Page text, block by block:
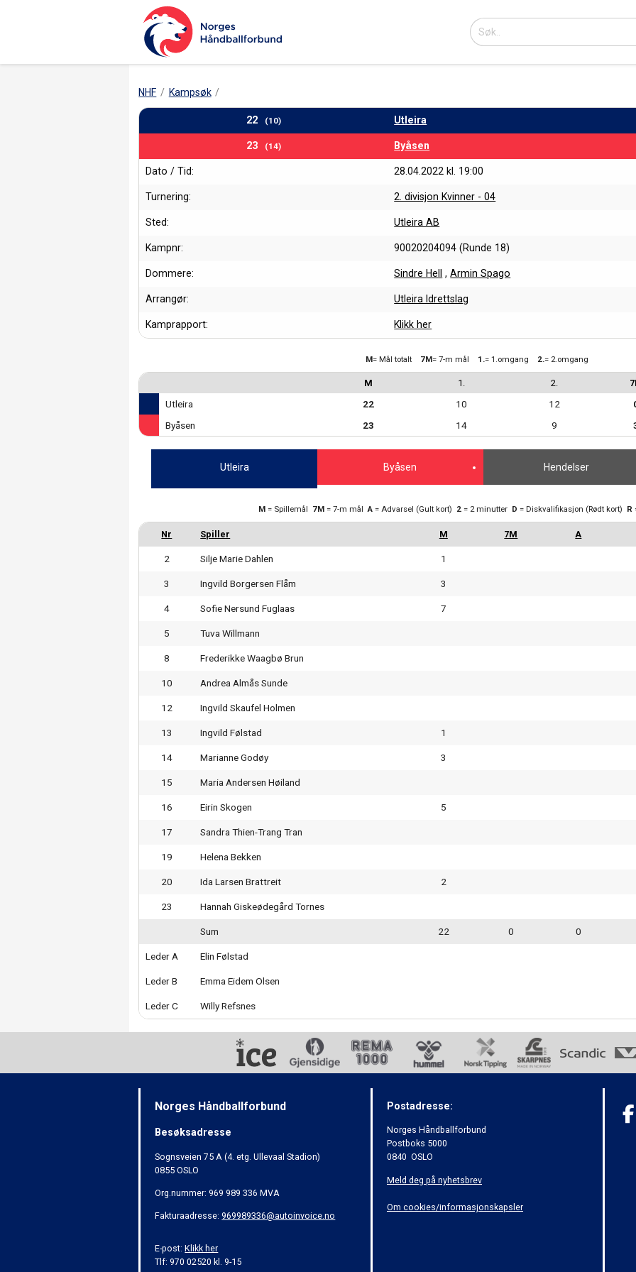
NHF Kampsøk
22 (10) Utleira
23 (14) Byåsen
Dato / Tid: 28.04.2022 kl. 19:00
Turnering: 2. divisjon Kvinner - 04
Sted: Utleira AB
Kampnr: 90020204094 (Runde 18)
Dommere: Sindre Hell ,Armin Spago
Arrangør: Utleira Idrettslag
Kamprapport: Klikk her
M 1. 2.
M= Mål totalt 7M= 7-m mål 1.= 1.omgang 2.= 2.omgang
Utleira 22 10 12
Byåsen
23 14 9
Utleira Byåsen Hendelser
2 Silje Marie Dahlen 1
3 Ingvild Borgersen Flåm 3
4 Sofie Nersund Fuglaas 7
5 Tuva Willmann
8 Frederikke Waagbø Brun
10 Andrea Almås Sunde
12 Ingvild Skaufel Holmen
13 Ingvild Følstad 1
14 Marianne Godøy 3
15 Maria Andersen Høiland
16 Eirin Skogen 5
17 Sandra Thien-Trang Tran
19 Helena Bekken
20 Ida Larsen Brattreit 2
23 Hannah Giskeødegård Tornes
Sum 22 0 0
Leder A Elin Følstad
Leder B Emma Eidem Olsen
Leder C Willy Refsnes
M= Spillemål 7M= 7-m mål A= Advarsel (Gult kort) 2= 2 minutter D = Diskvalifikasjon (Rødt kort) R
Norges Håndballforbund
Besøksadresse
Sognsveien 75 A (4. etg. Ullevaal Stadion)
0855 OSLO
Org.nummer: 969 989 336 MVA
Fakturaadresse:969989336@autoinvoice.no
E-post:Klikk her
Tlf: 970 02520 kl. 9-15
Postadresse:
Norges Håndballforbund
Postboks 5000
0840 OSLO
Meld deg på nyhetsbrev
Om cookies/informasjonskapsler